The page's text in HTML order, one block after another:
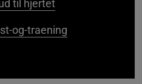
til hjertet
og-traening